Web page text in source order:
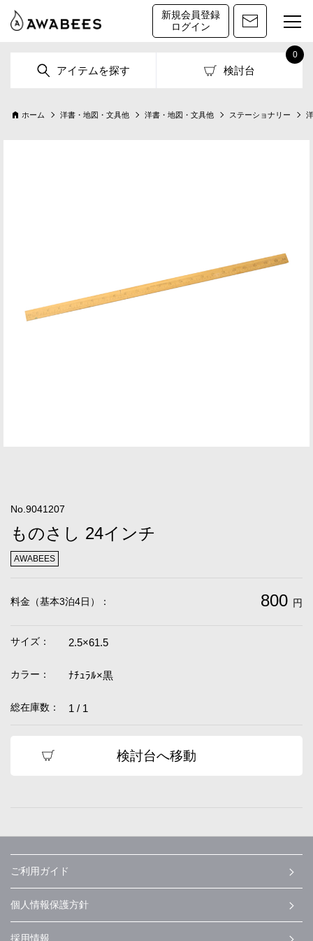
新規会員登録
ログイン
アイテムを探す 検討台
0
ホーム 洋書・地図・文具他 洋書・地図・文具他 ステーショナリー
No.9041207
ものさし 24インチ
AWABEES
料金（基本3泊4日）： 800 円
サイズ： 2.5×61.5
カラー： ﾅﾁｭﾗﾙ×黒
総在庫数： 1 / 1
検討台へ移動
ご利用ガイド
個人情報保護方針
採用情報